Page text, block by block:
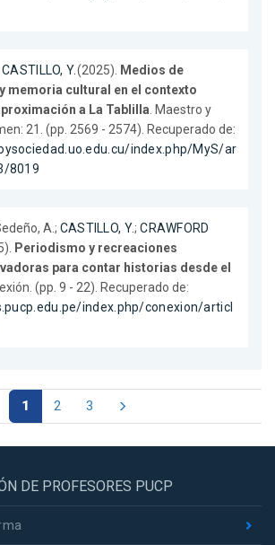
CASTILLO, Y.(2025). Medios de
memoria cultural en el contexto
a La Tablilla. Maestro y
21. (pp. 2569 - 2574). Recuperado de:
index.php/MyS/ar
8019
A.; CASTILLO, Y.;CRAWFORD
Periodismo y recreaciones
para contar historias desde el
(pp. 9 - 22). Recuperado de:
index.php/conexion/articl
1 2 3
DE PROFESORES PUCP